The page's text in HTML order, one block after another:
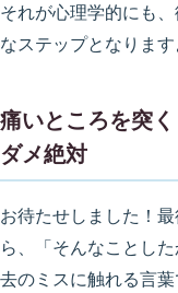
それが心理学的にも
なステップとなります
痛いところを突
ダメ絶対
お待たせしました！
ら、「そんなことし
去のミスに触れる言葉